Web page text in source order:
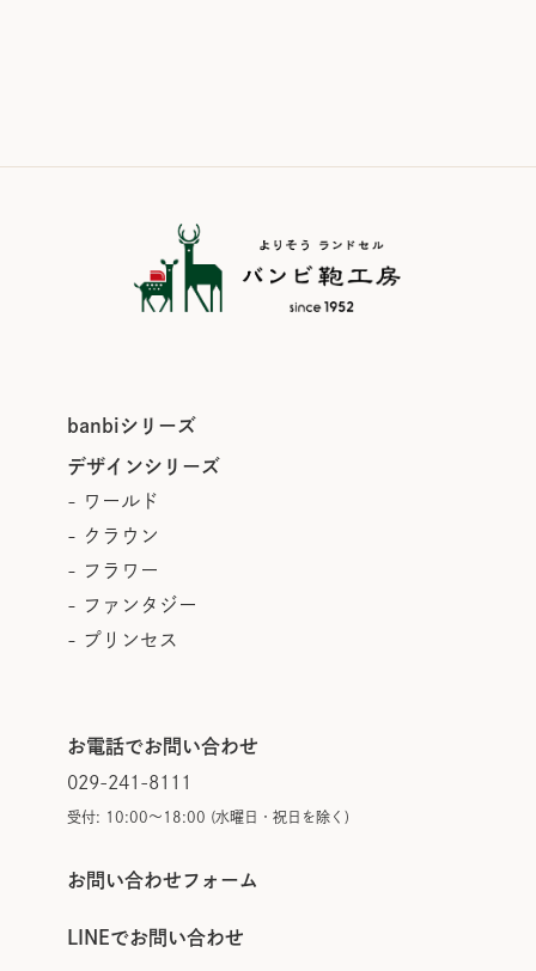
banbiシリーズ
デザインシリーズ
- ワールド
- クラウン
- フラワー
- ファンタジー
- プリンセス
お電話でお問い合わせ
029-241-8111
受付: 10:00～18:00 (水曜日・祝日を除く)
お問い合わせフォーム
LINEでお問い合わせ